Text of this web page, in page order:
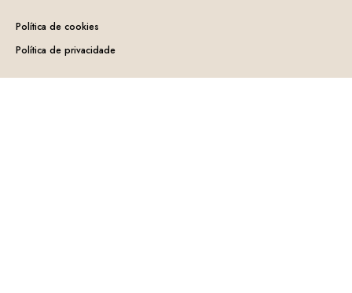
Política de cookies
Política de privacidade